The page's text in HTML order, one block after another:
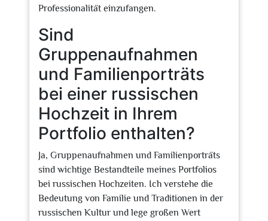
Professionalität einzufangen.
Sind
Gruppenaufnahmen
und Familienporträts
bei einer russischen
Hochzeit in Ihrem
Portfolio enthalten?
Ja, Gruppenaufnahmen und Familienporträts
sind wichtige Bestandteile meines Portfolios
bei russischen Hochzeiten. Ich verstehe die
Bedeutung von Familie und Traditionen in der
russischen Kultur und lege großen Wert